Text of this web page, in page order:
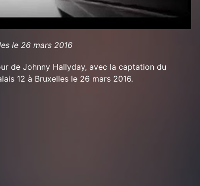
le 26 mars 2016
de Johnny Hallyday, avec la captation du
12 à Bruxelles le 26 mars 2016.